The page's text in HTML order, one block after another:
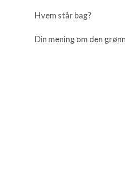
Hvem står bag?
Din mening om den